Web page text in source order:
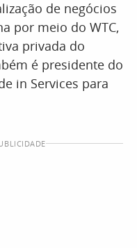
de negócios
por meio do WTC,
privada do
é presidente do
in Services para